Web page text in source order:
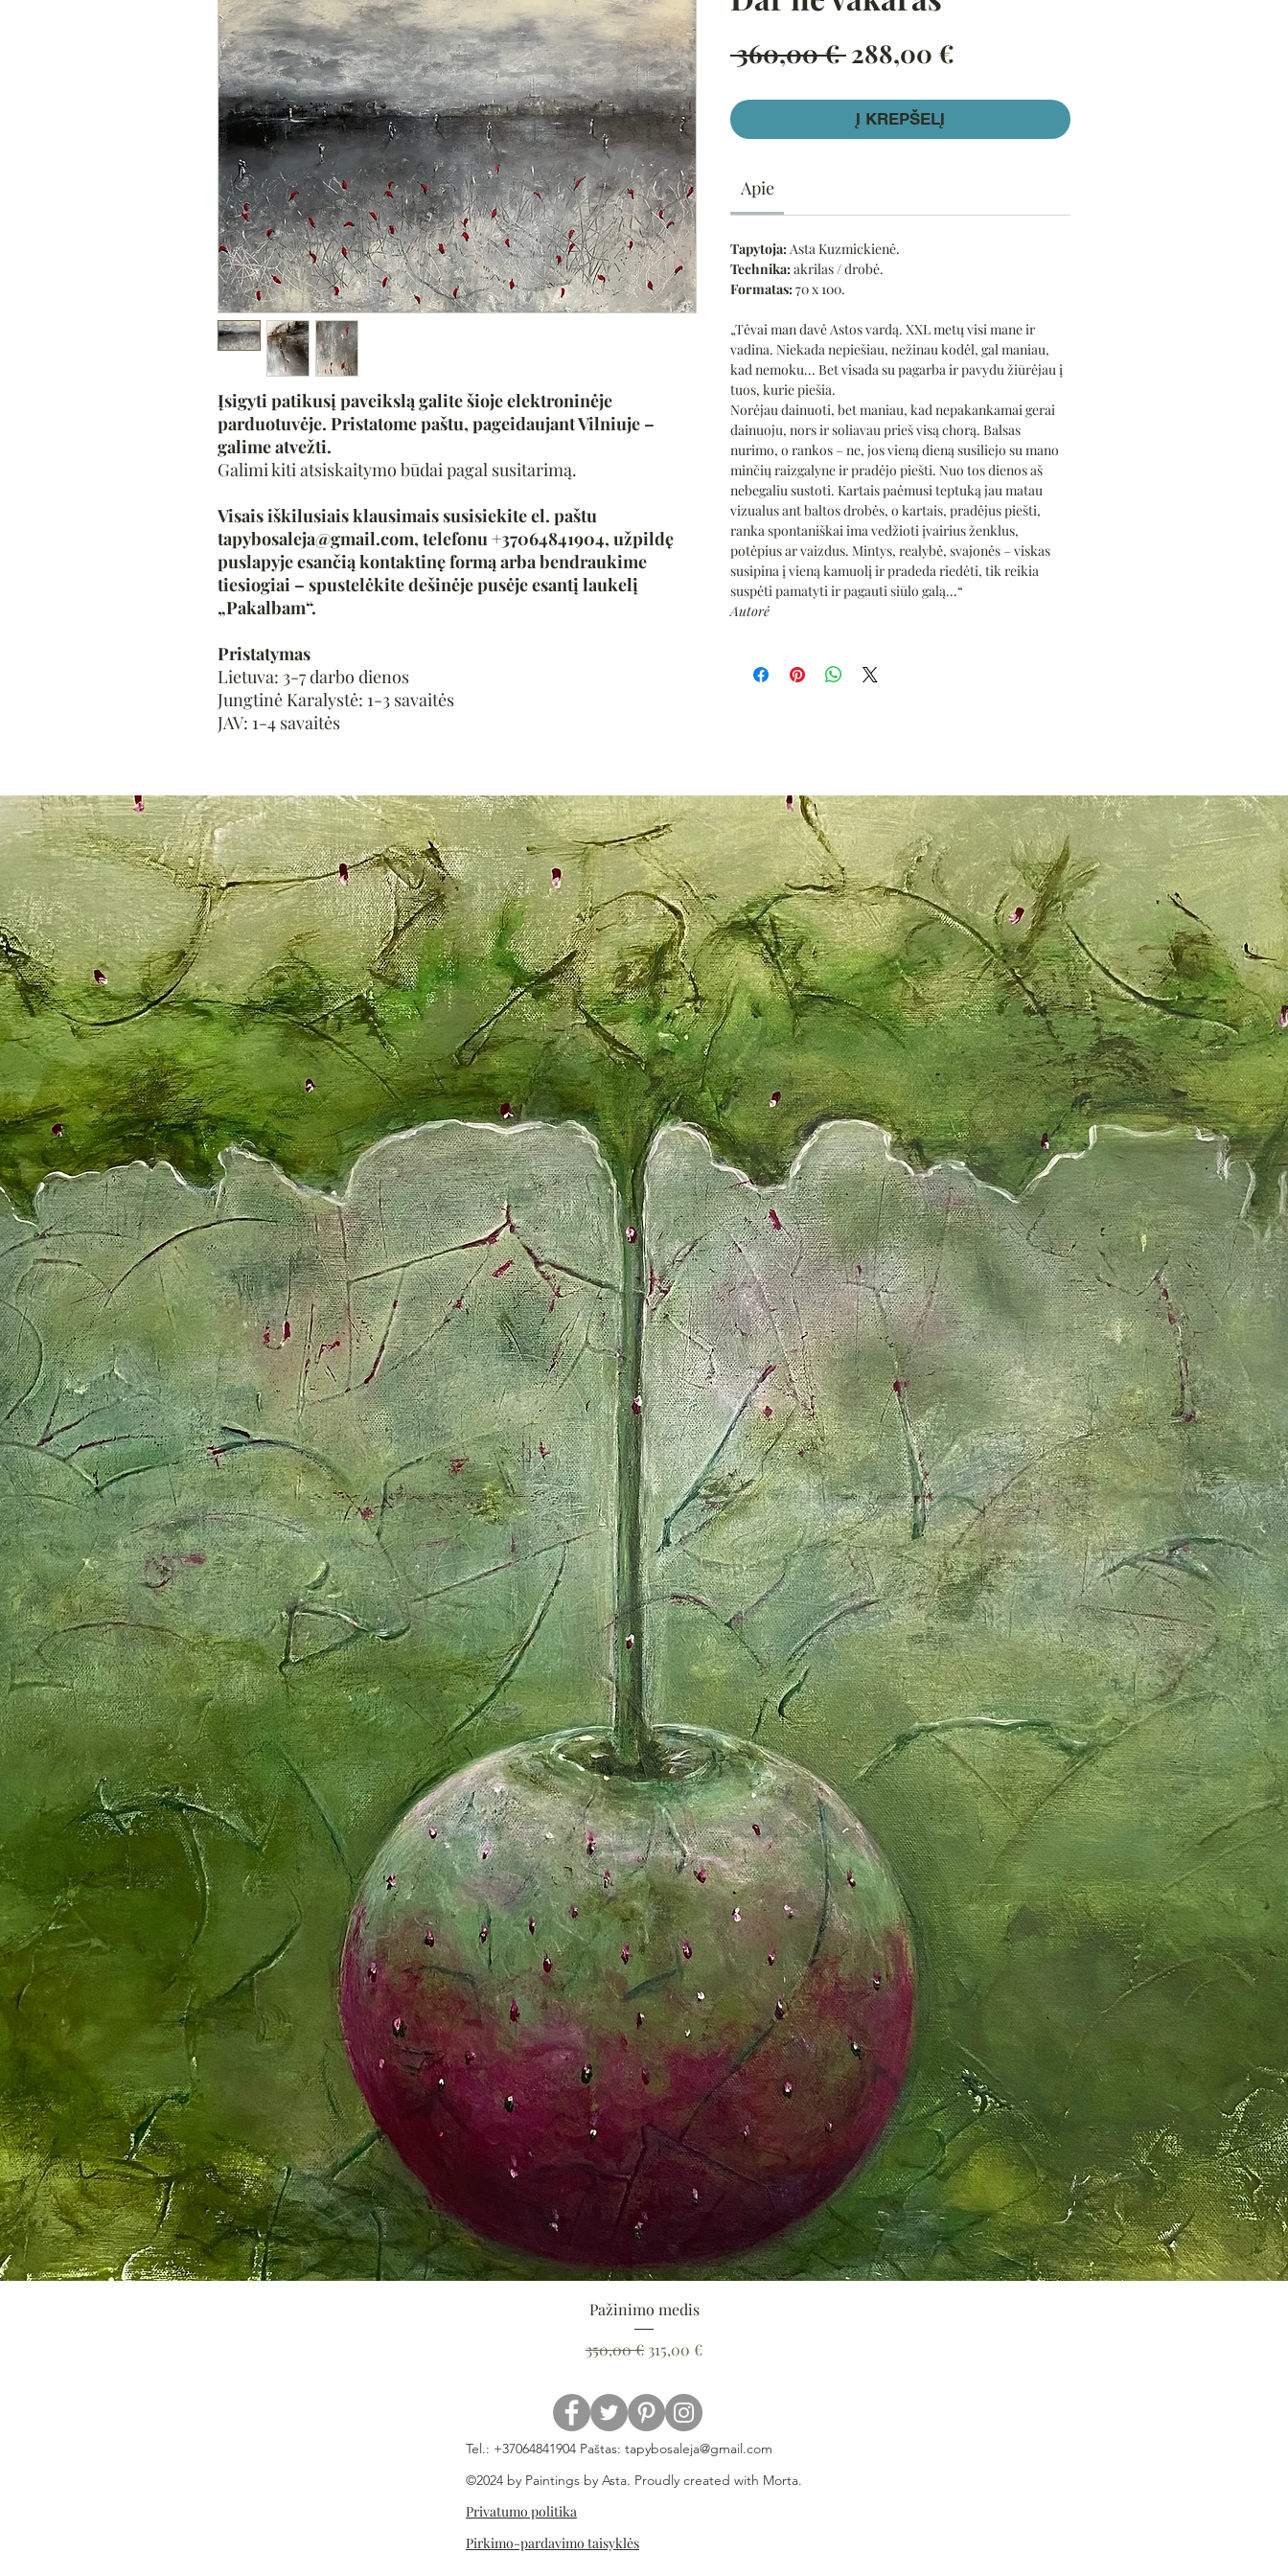
Įsigyti patikusį paveikslą galite šioje elektroninėje
parduotuvėje. Pristatome paštu, pageidaujant Vilniuje –
galime atvežti.
Galimi kiti atsiskaitymo būdai pagal susitarimą.
Visais iškilusiais klausimais susisiekite el. paštu
tapybosaleja@gmail.com, telefonu +37064841904, užpildę
puslapyje esančią kontaktinę formą arba bendraukime
tiesiogiai – spustelėkite dešinėje pusėje esantį laukelį
„Pakalbam“.
Pristatymas
Lietuva: 3-7 darbo dienos
Jungtinė Karalystė: 1-3 savaitės
JAV: 1-4 savaitės
360,00 € Įprastinė
288,00 €
Į KREPŠELĮ
Apie
Tapytoja:Asta Kuzmickienė.
Technika:akrilas / drobė.
Formatas:70 x 100.
„Tėvai man davė Astos vardą. XXL metų visi mane ir
vadina. Niekada nepiešiau, nežinau kodėl, gal maniau,
kad nemoku... Bet visada su pagarba ir pavydu žiūrėjau į
tuos, kurie piešia.
Norėjau dainuoti, bet maniau, kad nepakankamai gerai
dainuoju, nors ir soliavau prieš visą chorą. Balsas
nurimo, o rankos – ne, jos vieną dieną susiliejo su mano
minčių raizgalyne ir pradėjo piešti. Nuo tos dienos aš
nebegaliu sustoti. Kartais paėmusi teptuką jau matau
vizualus ant baltos drobės, o kartais, pradėjus piešti,
ranka spontaniškai ima vedžioti įvairius ženklus,
potėpius ar vaizdus. Mintys, realybė, svajonės – viskas
susipina į vieną kamuolį ir pradeda riedėti, tik reikia
suspėti pamatyti ir pagauti siūlo galą...“
Autorė
Greita peržiūra
Pažinimo medis
Įprastinė kaina
350,00 € Pardavimo kaina
315,00 €
Tel.: +37064841904 Paštas: tapybosaleja@gmail.com
©2024 by Paintings by Asta. Proudly created with Morta.
Privatumo politika
Pirkimo-pardavimo taisyklės